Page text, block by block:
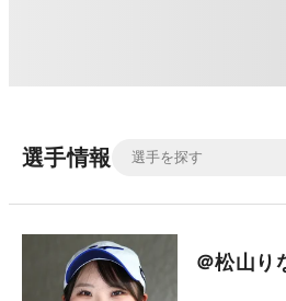
選手情報
＠松山り